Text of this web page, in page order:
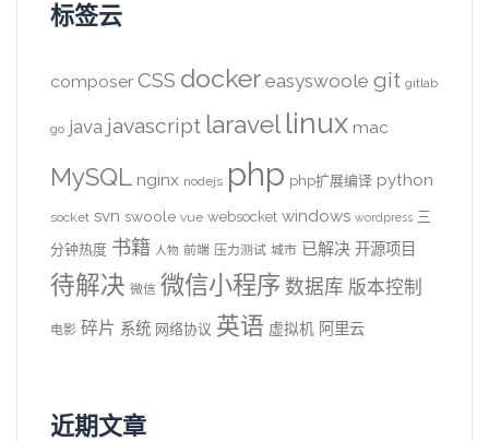
标签云
composer CSS docker easyswoole git gitlab
go java javascript laravel linux mac
MySQL nginx nodejs php php扩展编译 python
socket svn swoole vue websocket windows wordpress 三
分钟热度 书籍 人物 前端 压力测试 城市 已解决 开源项目
待解决 微信 微信小程序 数据库 版本控制
电影 碎片 系统 网络协议 英语 虚拟机 阿里云
近期文章